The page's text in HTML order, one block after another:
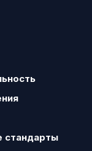
стандарты